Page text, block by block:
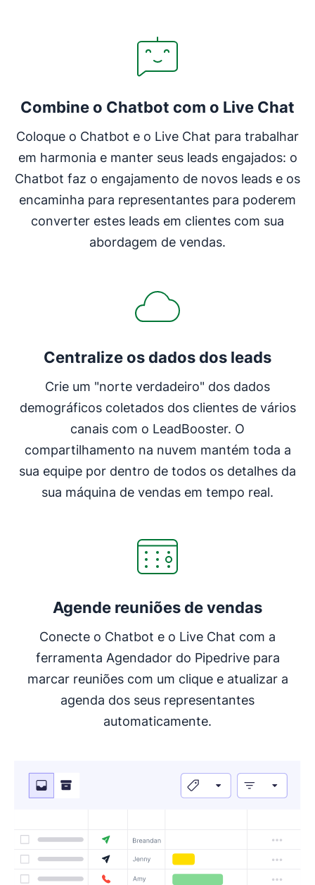
Combine o Chatbot com o Live Chat
Coloque o Chatbot e o Live Chat para trabalhar
em harmonia e manter seus leads engajados: o
Chatbot faz o engajamento de novos leads e os
encaminha para representantes para poderem
converter estes leads em clientes com sua
abordagem de vendas.
Centralize os dados dos leads
Crie um "norte verdadeiro" dos dados
demográficos coletados dos clientes de vários
canais com o LeadBooster. O
compartilhamento na nuvem mantém toda a
sua equipe por dentro de todos os detalhes da
sua máquina de vendas em tempo real.
Agende reuniões de vendas
Conecte o Chatbot e o Live Chat com a
ferramenta Agendador do Pipedrive para
marcar reuniões com um clique e atualizar a
agenda dos seus representantes
automaticamente.